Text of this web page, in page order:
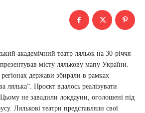
академічний театр ляльок на 30-річчя
місту лялькову мапу України.
держави збирали в рамках
лялька”. Проєкт вдалось реалізувати
не завадили локдауни, оголошені під
Лялькові театри представляли свої